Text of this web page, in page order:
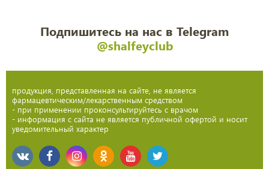
Подпишитесь на нас в Telegram
@shalfeyclub
продукция, представленная на сайте, не является
фармацевтическим/лекарственным средством
- при применении проконсультируйтесь с врачом
- информация с сайта не является публичной офертой и носит
уведомительный характер